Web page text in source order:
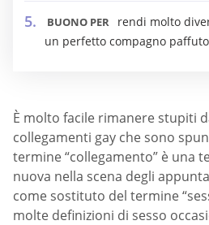
BUONO PER
rendi molto
un perfetto compagno paffuto
È molto facile rimanere stupiti
collegamenti gay che sono
termine “collegamento” è una
nuova nella scena degli
come sostituto del termine
molte definizioni di sesso